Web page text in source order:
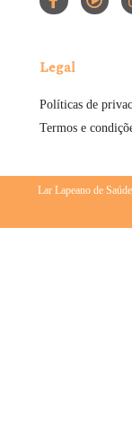
Legal
Políticas de
Termos e
Lar Lapeano de